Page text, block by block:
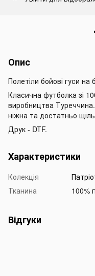
Опис
Полетіли бойові гуси
Класична футболка зі
виробництва
ніжна та достатньо
Друк - DTF.
Характеристики
Колекція
Тканина
100%
Відгуки